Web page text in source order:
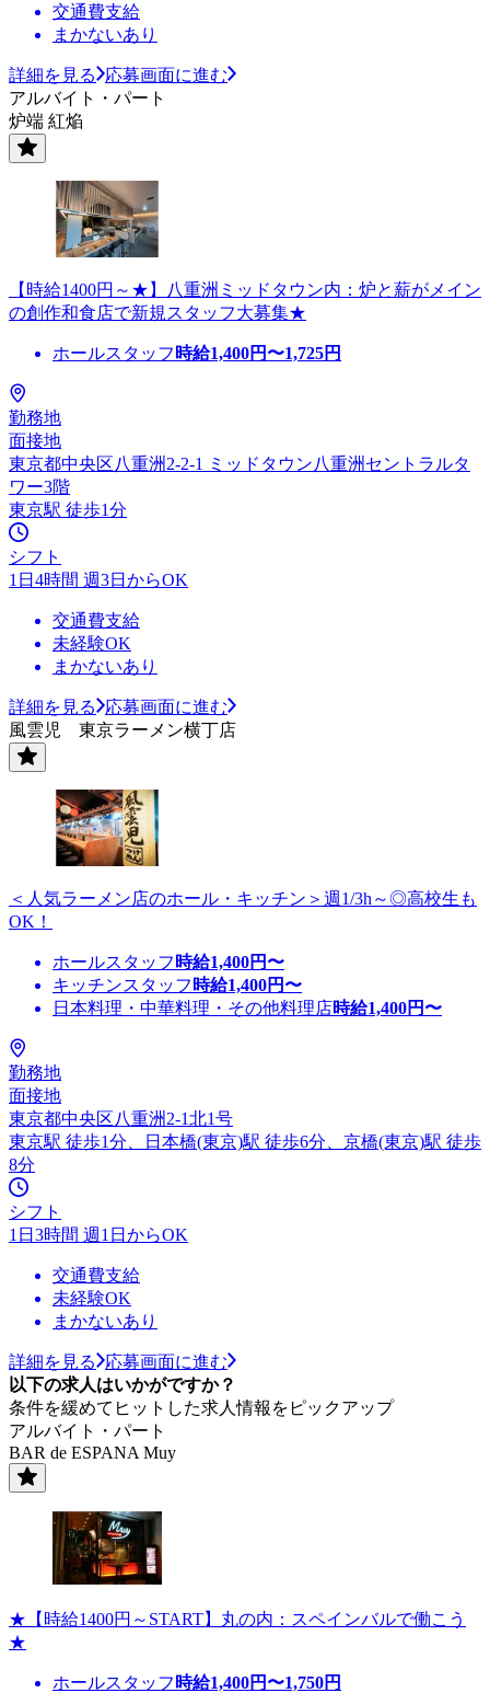
交通費支給
まかないあり
詳細を見る
応募画面に進む
アルバイト・パート
炉端 紅焔
【時給1400円～★】八重洲ミッドタウン内：炉と薪がメイン
の創作和食店で新規スタッフ大募集★
ホールスタッフ 時給1,400円〜1,725円
勤務地
面接地
東京都中央区八重洲2-2-1 ミッドタウン八重洲セントラルタ
ワー3階
東京駅 徒歩1分
シフト
1日4時間 週3日からOK
交通費支給
未経験OK
まかないあり
詳細を見る
応募画面に進む
風雲児 東京ラーメン横丁店
＜人気ラーメン店のホール・キッチン＞週1/3h～◎高校生も
OK！
ホールスタッフ 時給1,400円〜
キッチンスタッフ 時給1,400円〜
日本料理・中華料理・その他料理店時給1,400円〜
勤務地
面接地
東京都中央区八重洲2-1北1号
東京駅 徒歩1分、日本橋(東京)駅 徒歩6分、京橋(東京)駅 徒歩
8分
シフト
1日3時間 週1日からOK
交通費支給
未経験OK
まかないあり
詳細を見る
応募画面に進む
以下の求人はいかがですか？
条件を緩めてヒットした求人情報をピックアップ
アルバイト・パート
BAR de ESPANA Muy
★【時給1400円～START】丸の内：スペインバルで働こう
★
ホールスタッフ 時給1,400円〜1,750円